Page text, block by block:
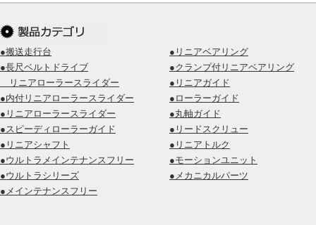
●搬送走行台
●長尺ベルトドライブ
リニアローラースライダー
●内付リニアローラースライダー
●リニアローラースライダー
●スピーディローラーガイド
●リニアシャフト
●ウルトラメインテナンスフリー
●ウルトラシリーズ
●メインテナンスフリー
●リニアベアリング
●クランプ付リニアベアリング
●リニアガイド
●ローラーガイド
●丸軸ガイド
●リードスクリュー
●リニアトルク
●モーションユニット
●メカニカルパーツ